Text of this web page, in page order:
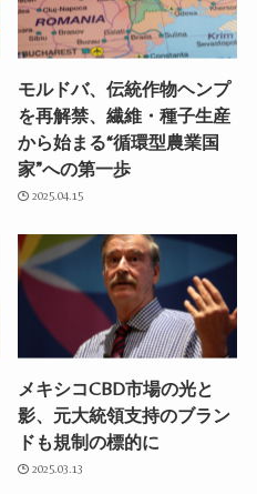
モルドバ、伝統作物ヘンプ
を再解禁、繊維・種子生産
から始まる“循環型農業国
家”への第一歩
2025.04.15
メキシコCBD市場の光と
影、元大統領支持のブラン
ドも規制の標的に
2025.03.13